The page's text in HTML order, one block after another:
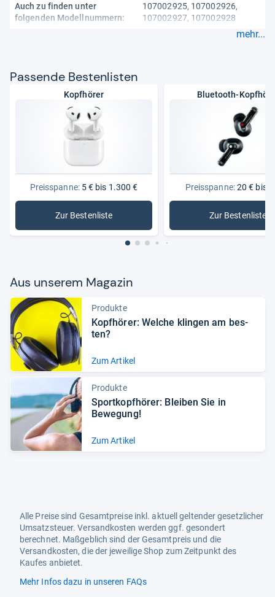
Auch zu finden unter
folgenden Modellnummern:
107002925, 107002926,
107002927, 107002928
mehr...
Pas­sende Bes­ten­lis­ten
Kopfhörer
Preisspanne:5 € bis 1.300 €
Zur Bestenliste
: Kopfhörer
Bluetooth-
Preisspanne:20 € bis
Zur Bestenliste
:
Aus unse­rem Maga­zin
Produkte
Kopf­hö­rer: Wel­che klin­gen am bes­
ten?
Zum Artikel
Produkte
Sport­kopf­hö­rer: Blei­ben Sie in
Bewe­gung!
Zum Artikel
Alle Preise sind Gesamtpreise inkl. aktuell geltender gesetzlicher
Umsatzsteuer. Versandkosten werden ggf. gesondert
berechnet. Maßgeblich sind der Gesamtpreis und die
Versandkosten, die der jeweilige Shop zum Zeitpunkt des
Kaufes anbietet.
Mehr Infos dazu in unseren FAQs